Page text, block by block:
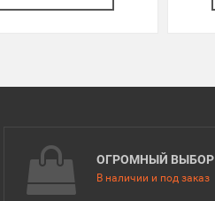
ОГРОМНЫЙ ВЫБОР
В наличии и под заказ